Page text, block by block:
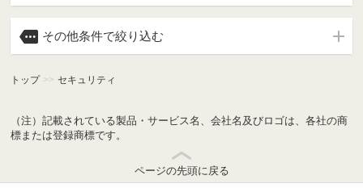
 その他条件で絞り込む
トップ >> セキュリティ
（注）記載されている製品・サービス名、会社名及びロゴは、各社の商
標または登録商標です。
ページの先頭に戻る